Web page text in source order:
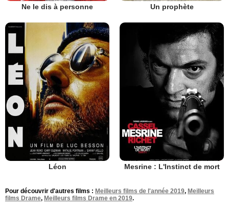
Ne le dis à personne Un prophète
Léon Mesrine : L'Instinct de mort
Pour découvrir d'autres films : Meilleurs films de l'année 2019, Meilleurs
films Drame, Meilleurs films Drame en 2019.